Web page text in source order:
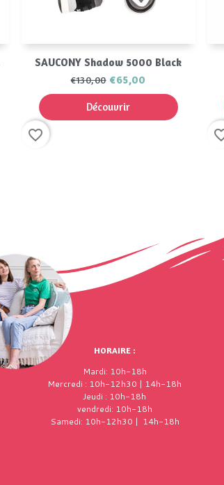
 Aperçu rapide
SAUCONY Shadow 5000 Black
€130,00 €65,00
Découvrir
favorite_border
HORAIRE :
Mardi: 10h-18h
Mercredi : 10h-12h30 | 14h-18h
Jeudi : 10h-18h
vendredi: 10h-18h
Samedi: 10h-12h30 | 14h-18h